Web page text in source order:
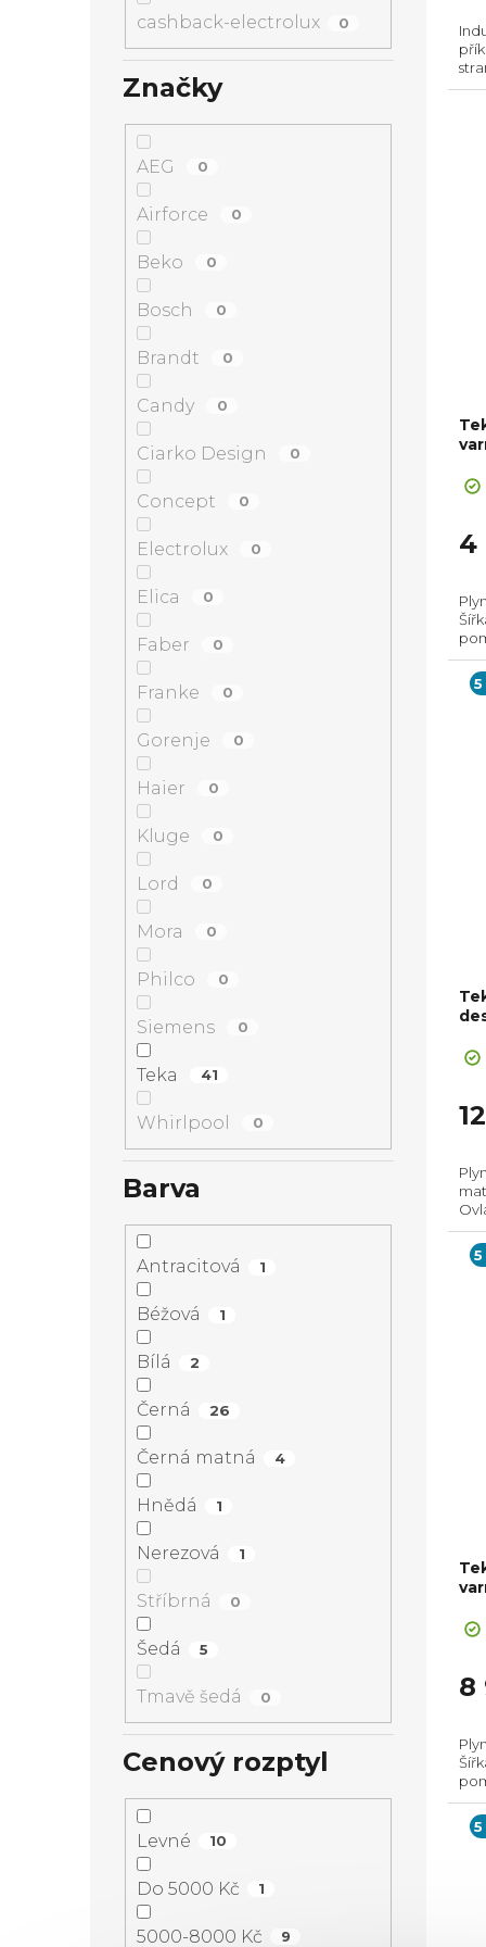
cashback-electrolux 0
Značky
AEG 0
Airforce 0
Beko 0
Bosch 0
Brandt 0
Candy 0
Ciarko Design 0
Concept 0
Electrolux 0
Elica 0
Faber 0
Franke 0
Gorenje 0
Haier 0
Kluge 0
Lord 0
Mora 0
Philco 0
Siemens 0
Teka 41
Whirlpool 0
Barva
Antracitová 1
Béžová 1
Bílá 2
Černá 26
Černá matná 4
Hnědá 1
Nerezová 1
Stříbrná 0
Šedá 5
Tmavě šedá 0
Cenový rozptyl
Levné 10
Do 5000 Kč 1
5000-8000 Kč 9
4
8